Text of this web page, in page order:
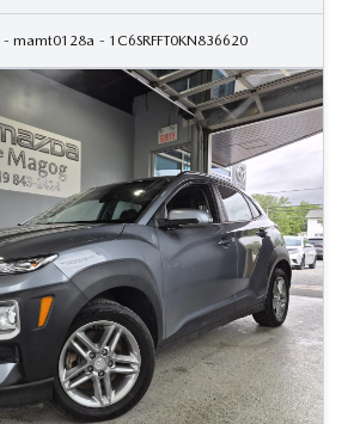
- mamt0128a - 1C6SRFFT0KN836620